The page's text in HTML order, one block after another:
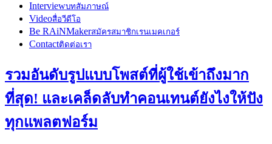
Interviewบทสัมภาษณ์
Videoสื่อวีดีโอ
Be RAiNMakerสมัครสมาชิกเรนเมคเกอร์
Contactติดต่อเรา
รวมอันดับรูปแบบโพสต์ที่ผู้ใช้เข้าถึงมาก
ที่สุด! และเคล็ดลับทำคอนเทนต์ยังไงให้ปัง
ทุกแพลตฟอร์ม